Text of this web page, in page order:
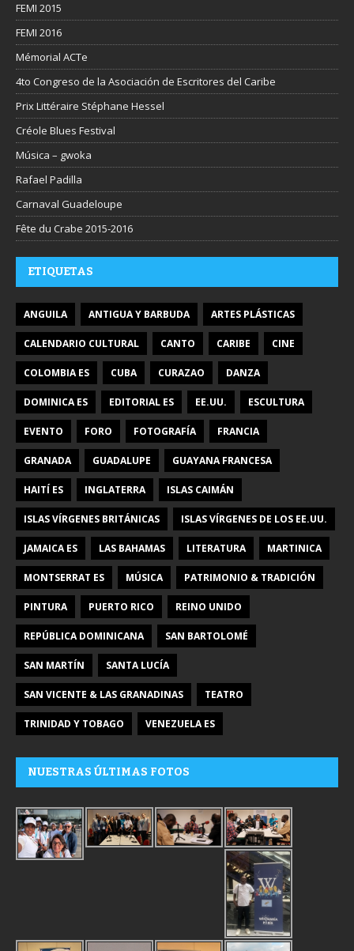
FEMI 2015
FEMI 2016
Mémorial ACTe
4to Congreso de la Asociación de Escritores del Caribe
Prix Littéraire Stéphane Hessel
Créole Blues Festival
Música – gwoka
Rafael Padilla
Carnaval Guadeloupe
Fête du Crabe 2015-2016
ETIQUETAS
ANGUILA ANTIGUA Y BARBUDA ARTES PLÁSTICAS
CALENDARIO CULTURAL CANTO CARIBE CINE
COLOMBIA ES CUBA CURAZAO DANZA
DOMINICA ES EDITORIAL ES EE.UU. ESCULTURA
EVENTO FORO FOTOGRAFÍA FRANCIA
GRANADA GUADALUPE GUAYANA FRANCESA
HAITÍ ES INGLATERRA ISLAS CAIMÁN
ISLAS VÍRGENES BRITÁNICAS ISLAS VÍRGENES DE LOS EE.UU.
JAMAICA ES LAS BAHAMAS LITERATURA MARTINICA
MONTSERRAT ES MÚSICA PATRIMONIO & TRADICIÓN
PINTURA PUERTO RICO REINO UNIDO
REPÚBLICA DOMINICANA SAN BARTOLOMÉ
SAN MARTÍN SANTA LUCÍA
SAN VICENTE & LAS GRANADINAS TEATRO
TRINIDAD Y TOBAGO VENEZUELA ES
NUESTRAS ÚLTIMAS FOTOS